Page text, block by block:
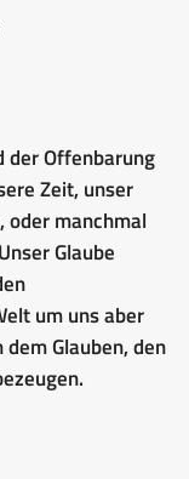
der Offenbarung
Zeit, unser
oder manchmal
Glaube
um uns aber
Glauben, den